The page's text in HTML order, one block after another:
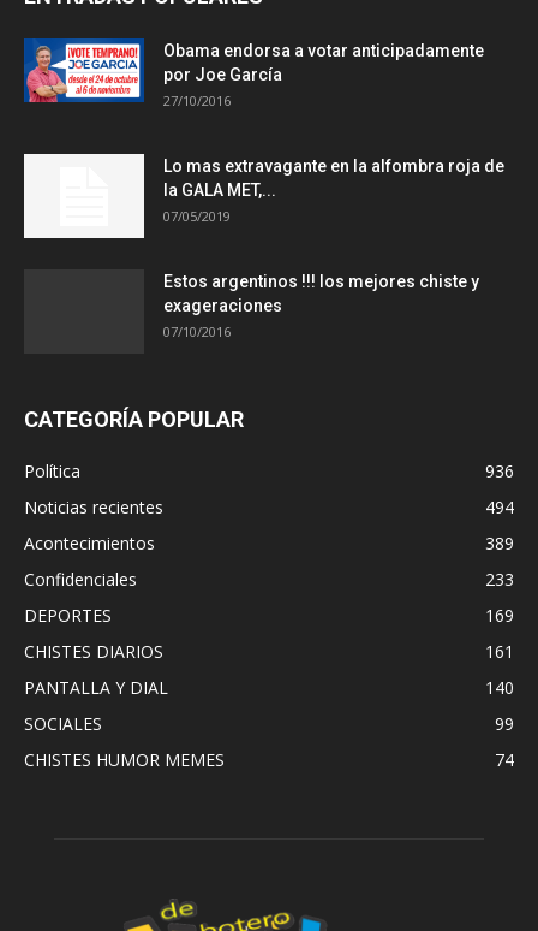
Obama endorsa a votar anticipadamente
por Joe García
27/10/2016
Lo mas extravagante en la alfombra roja de
la GALA MET,...
07/05/2019
Estos argentinos !!! los mejores chiste y
exageraciones
07/10/2016
CATEGORÍA POPULAR
Política
936
Noticias recientes
494
Acontecimientos
389
Confidenciales
233
DEPORTES
169
CHISTES DIARIOS
161
PANTALLA Y DIAL
140
SOCIALES
99
CHISTES HUMOR MEMES
74